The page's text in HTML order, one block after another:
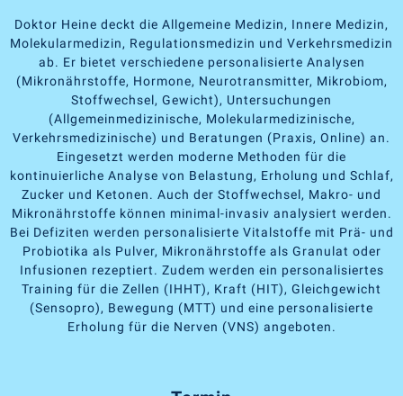
Doktor Heine deckt die Allgemeine Medizin, Innere Medizin,
Molekularmedizin, Regulationsmedizin und Verkehrsmedizin
ab. Er bietet verschiedene personalisierte Analysen
(Mikronährstoffe, Hormone, Neurotransmitter, Mikrobiom,
Stoffwechsel, Gewicht), Untersuchungen
(Allgemeinmedizinische, Molekularmedizinische,
Verkehrsmedizinische) und Beratungen (Praxis, Online) an.
Eingesetzt werden moderne Methoden für die
kontinuierliche Analyse von Belastung, Erholung und Schlaf,
Zucker und Ketonen. Auch der Stoffwechsel, Makro- und
Mikronährstoffe können minimal-invasiv analysiert werden.
Bei Defiziten werden personalisierte Vitalstoffe mit Prä- und
Probiotika als Pulver, Mikronährstoffe als Granulat oder
Infusionen rezeptiert. Zudem werden ein personalisiertes
Training für die Zellen (IHHT), Kraft (HIT), Gleichgewicht
(Sensopro), Bewegung (MTT) und eine personalisierte
Erholung für die Nerven (VNS) angeboten.